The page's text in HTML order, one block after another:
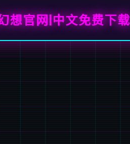
想官网|中文免费下载